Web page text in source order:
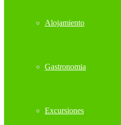
Alojamiento
Gastronomia
Excursiones